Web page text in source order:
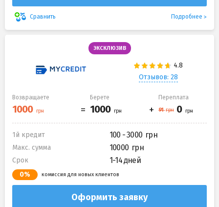
Сравнить Подробнее
ЭКСКЛЮЗИВ
Отзывов: 28
Возвращаете Берете Переплата
1й кредит 100 - 3000
Макс. сумма 10000
Срок 1-14 дней
0% комиссия для новых клиентов
Оформить заявку